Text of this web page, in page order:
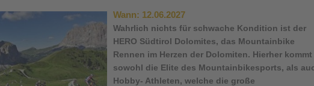
Wann: 12.06.2027
Wahrlich nichts für schwache Kondition ist der
HERO Südtirol Dolomites, das Mountainbike
Rennen im Herzen der Dolomiten. Hierher kommt
sowohl die Elite des Mountainbikesports, als
Hobby- Athleten, welche die große